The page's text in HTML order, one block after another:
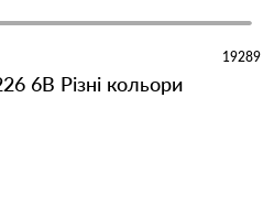
19289
6B Різні кольори